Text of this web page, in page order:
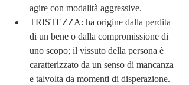
agire con modalità aggressive.
TRISTEZZA: ha origine dalla perdita
di un bene o dalla compromissione di
uno scopo; il vissuto della persona è
caratterizzato da un senso di mancanza
e talvolta da momenti di disperazione.